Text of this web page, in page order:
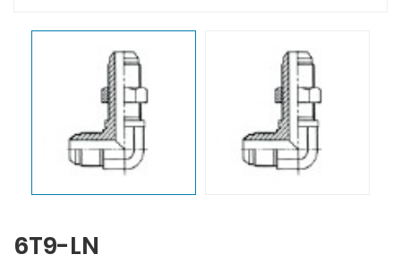
6T9-LN